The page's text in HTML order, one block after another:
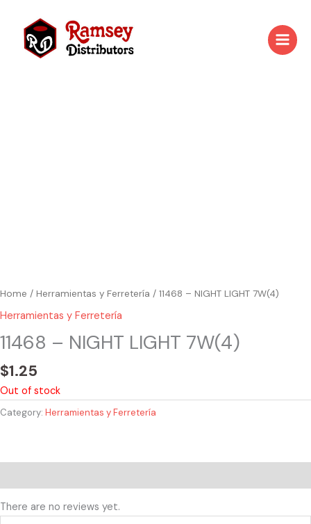
content
Home / Herramientas y Ferretería / 11468 – NIGHT LIGHT 7W(4)
Herramientas y Ferretería
11468 – NIGHT LIGHT 7W(4)
$1.25
Out of stock
Category: Herramientas y Ferretería
There are no reviews yet.